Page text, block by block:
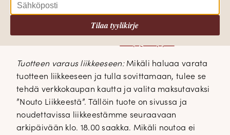
tehdyt tilaukset lähtevät samana päivänä ma-pe.
Yli € 50,00 tilaukset toimitamme veloituksetta.
Vastaamme tuotetiedusteluihin/tilauksiin
Tuotteen varaus liikkeeseen:Mikäli haluaa varata
tuotteen liikkeeseen ja tulla sovittamaan, tulee se
tehdä verkkokaupan kautta ja valita maksutavaksi
”Nouto Liikkeestä”. Tällöin tuote on sivussa ja
noudettavissa liikkeestämme seuraavaan
arkipäivään klo. 18.00 saakka. Mikäli noutoa ei
Tilaa tyylikirje